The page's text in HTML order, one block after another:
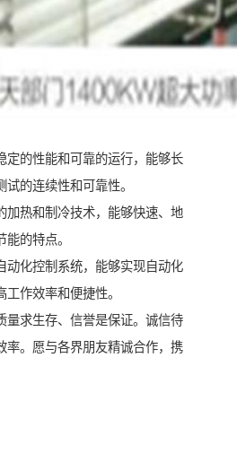
定的性能和可靠的运行，能够长
的连续性和可靠性。
加热和制冷技术，能够快速、地
的特点。
动化控制系统，能够实现自动化
作效率和便捷性。
量求生存、信誉是保证。诚信待
率。愿与各界朋友精诚合作，携